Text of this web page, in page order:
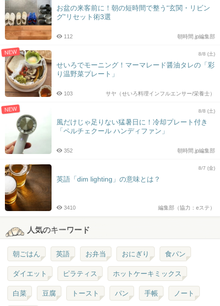
お盆の来客前に！朝の短時間で整う“玄関・リビン
グ”リセット術3選
朝時間.jp編集部
112
NEW 8/8 (土)
せいろでモーニング！マーマレード醤油タレの「彩
り温野菜プレート」
サヤ（せいろ料理インフルエンサー/栄養士）
103
NEW 8/8 (土)
風だけじゃ足りない猛暑日に！冷却プレート付き
「ペルチェクール ハンディファン」
朝時間.jp編集部
352
8/7 (金)
英語「dim lighting」の意味とは？
編集部（協力：eステ）
3410
人気のキーワード
朝ごはん 英語 お弁当 おにぎり 食パン
ダイエット ピラティス ホットケーキミックス
白菜 豆腐 トースト パン 手帳 ノート